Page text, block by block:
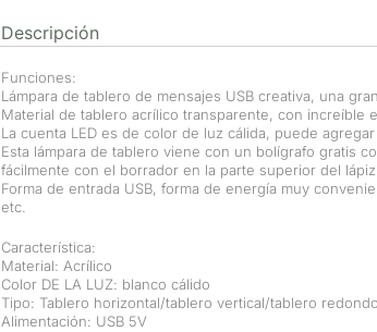
Descripción
Funciones:
Lámpara de tablero de mensajes USB creativa, una
Material de tablero acrílico transparente, con increíble
La cuenta LED es de color de luz cálida, puede
Esta lámpara de tablero viene con un bolígrafo gratis
fácilmente con el borrador en la parte superior del lápiz.
Forma de entrada USB, forma de energía muy
etc.
Característica:
Material: Acrílico
Color DE LA LUZ: blanco cálido
Tipo: Tablero horizontal/tablero vertical/tablero redondo
Alimentación: USB 5V